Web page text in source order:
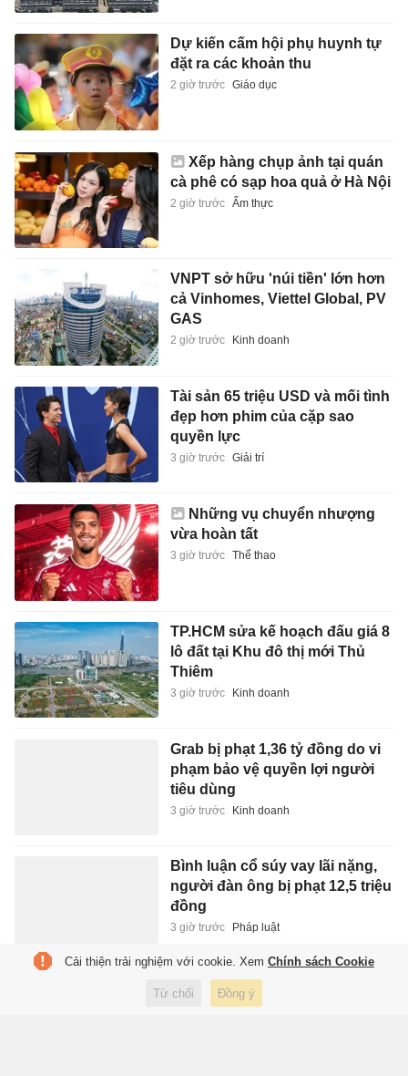
Dự kiến cấm hội phụ huynh tự
đặt ra các khoản thu
2 giờ trước Giáo dục
Xếp hàng chụp ảnh tại quán
cà phê có sạp hoa quả ở Hà Nội
2 giờ trước Ẩm thực
VNPT sở hữu 'núi tiền' lớn hơn
cả Vinhomes, Viettel Global, PV
GAS
2 giờ trước Kinh doanh
Tài sản 65 triệu USD và mối tình
đẹp hơn phim của cặp sao
quyền lực
3 giờ trước Giải trí
Những vụ chuyển nhượng
vừa hoàn tất
3 giờ trước Thể thao
TP.HCM sửa kế hoạch đấu giá 8
lô đất tại Khu đô thị mới Thủ
Thiêm
3 giờ trước Kinh doanh
Grab bị phạt 1,36 tỷ đồng do vi
phạm bảo vệ quyền lợi người
tiêu dùng
3 giờ trước Kinh doanh
Bình luận cổ súy vay lãi nặng,
người đàn ông bị phạt 12,5 triệu
đồng
3 giờ trước Pháp luật
Dùng hồ sơ vay đáo hạn ngân
hàng giả chiếm đoạt hơn 7 tỷ
Cải thiện trải nghiệm với cookie. Xem Chính sách Cookie
Từ chối Đồng ý